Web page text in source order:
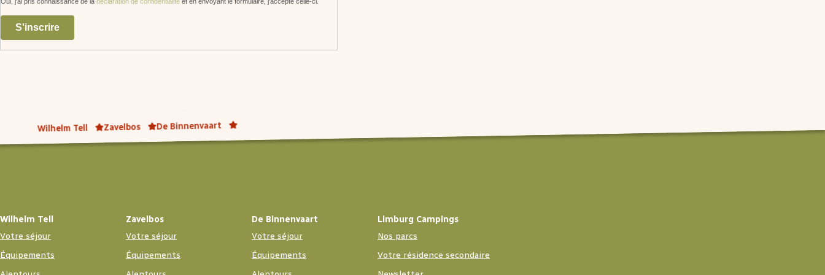
S'inscrire
Wilhelm Tell Zavelbos De Binnenvaart
Wilhelm Tell
Votre séjour
Équipements
Zavelbos
Votre séjour
Équipements
De Binnenvaart
Votre séjour
Équipements
Limburg Campings
Nos parcs
Votre résidence secondaire